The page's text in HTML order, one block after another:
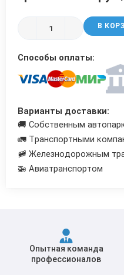
В
Способы оплаты:
Варианты доставки:
🚚 Собственным
🚛 Транспортными
🚞 Железнодорожным
🚁 Авиатранспортом
Опытная команда
профессионалов
Трубы в ВУС изоляции